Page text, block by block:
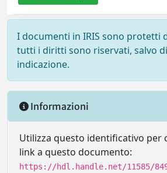
I documenti in IRIS sono protetti
tutti i diritti sono riservati, salvo
indicazione.
Informazioni
Utilizza questo identificativo per
link a questo documento:
https://hdl.handle.net/11585/